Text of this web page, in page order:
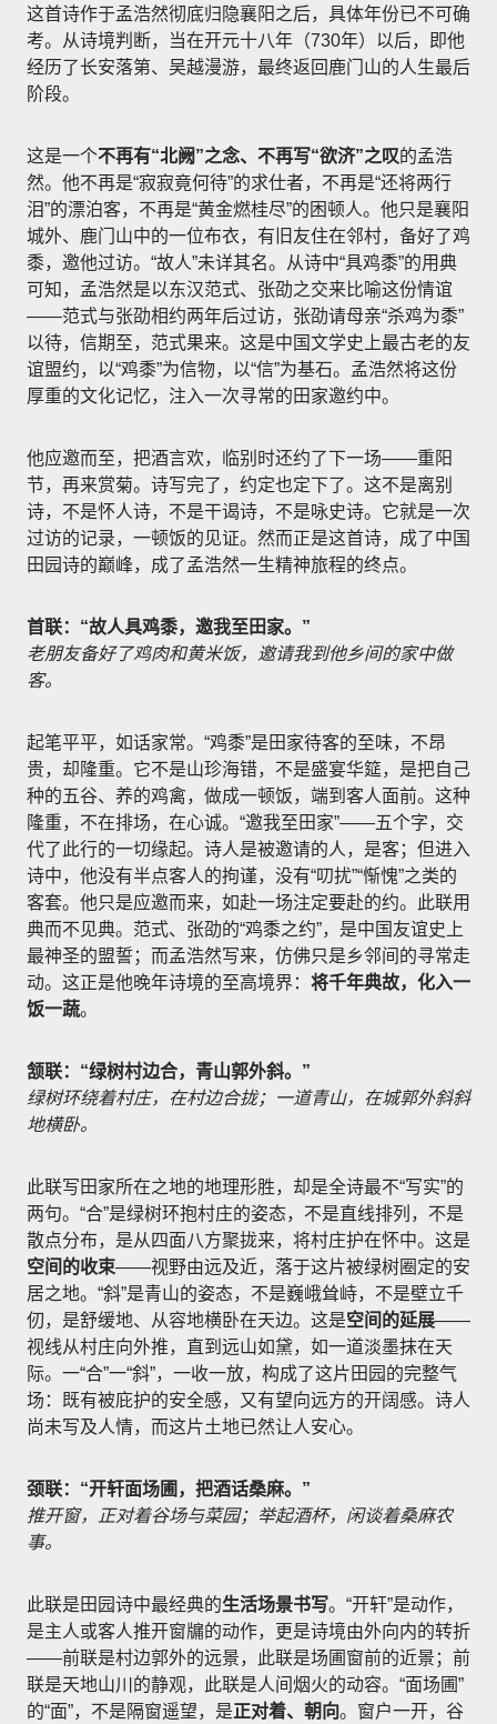
这首诗作于孟浩然彻底归隐襄阳之后，具体年份已不可确
考。从诗境判断，当在开元十八年（730年）以后，即他
经历了长安落第、吴越漫游，最终返回鹿门山的人生最后
阶段。
这是一个不再有“北阙”之念、不再写“欲济”之叹的孟浩
然。他不再是“寂寂竟何待”的求仕者，不再是“还将两行
泪”的漂泊客，不再是“黄金燃桂尽”的困顿人。他只是襄阳
城外、鹿门山中的一位布衣，有旧友住在邻村，备好了鸡
黍，邀他过访。“故人”未详其名。从诗中“具鸡黍”的用典
可知，孟浩然是以东汉范式、张劭之交来比喻这份情谊
——范式与张劭相约两年后过访，张劭请母亲“杀鸡为黍”
以待，信期至，范式果来。这是中国文学史上最古老的友
谊盟约，以“鸡黍”为信物，以“信”为基石。孟浩然将这份
厚重的文化记忆，注入一次寻常的田家邀约中。
他应邀而至，把酒言欢，临别时还约了下一场——重阳
节，再来赏菊。诗写完了，约定也定下了。这不是离别
诗，不是怀人诗，不是干谒诗，不是咏史诗。它就是一次
过访的记录，一顿饭的见证。然而正是这首诗，成了中国
田园诗的巅峰，成了孟浩然一生精神旅程的终点。
首联：“故人具鸡黍，邀我至田家。”
老朋友备好了鸡肉和黄米饭，邀请我到他乡间的家中做
客。
起笔平平，如话家常。“鸡黍”是田家待客的至味，不昂
贵，却隆重。它不是山珍海错，不是盛宴华筵，是把自己
种的五谷、养的鸡禽，做成一顿饭，端到客人面前。这种
隆重，不在排场，在心诚。“邀我至田家”——五个字，交
代了此行的一切缘起。诗人是被邀请的人，是客；但进入
诗中，他没有半点客人的拘谨，没有“叨扰”“惭愧”之类的
客套。他只是应邀而来，如赴一场注定要赴的约。此联用
典而不见典。范式、张劭的“鸡黍之约”，是中国友谊史上
最神圣的盟誓；而孟浩然写来，仿佛只是乡邻间的寻常走
动。这正是他晚年诗境的至高境界： 将千年典故，化入一
饭一蔬。
颔联：“绿树村边合，青山郭外斜。”
绿树环绕着村庄，在村边合拢；一道青山，在城郭外斜斜
地横卧。
此联写田家所在之地的地理形胜，却是全诗最不“写实”的
两句。“合”是绿树环抱村庄的姿态，不是直线排列，不是
散点分布，是从四面八方聚拢来，将村庄护在怀中。这是
空间的收束——视野由远及近，落于这片被绿树圈定的安
居之地。“斜”是青山的姿态，不是巍峨耸峙，不是壁立千
仞，是舒缓地、从容地横卧在天边。这是空间的延展——
视线从村庄向外推，直到远山如黛，如一道淡墨抹在天
际。一“合”一“斜”，一收一放，构成了这片田园的完整气
场：既有被庇护的安全感，又有望向远方的开阔感。诗人
尚未写及人情，而这片土地已然让人安心。
颈联：“开轩面场圃，把酒话桑麻。”
推开窗，正对着谷场与菜园；举起酒杯，闲谈着桑麻农
事。
此联是田园诗中最经典的生活场景书写。“开轩”是动作，
是主人或客人推开窗牖的动作，更是诗境由外向内的转折
——前联是村边郭外的远景，此联是场圃窗前的近景；前
联是天地山川的静观，此联是人间烟火的动容。“面场圃”
的“面”，不是隔窗遥望，是正对着、朝向。窗户一开，谷